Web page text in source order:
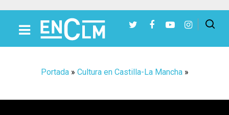
Portada» Cultura en Castilla-La Mancha»